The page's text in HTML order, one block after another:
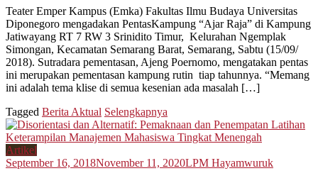
Teater Emper Kampus (Emka) Fakultas Ilmu Budaya Universitas
Diponegoro mengadakan PentasKampung “Ajar Raja” di Kampung
Jatiwayang RT 7 RW 3 Srinidito Timur, Kelurahan Ngemplak
Simongan, Kecamatan Semarang Barat, Semarang, Sabtu (15/09/
2018). Sutradara pementasan, Ajeng Poernomo, mengatakan pentas
ini merupakan pementasan kampung rutin tiap tahunnya. “Memang
ini adalah tema klise di semua kesenian ada masalah […]
Tagged Berita Aktual Selengkapnya
Artikel
September 16, 2018November 11, 2020LPM Hayamwuruk